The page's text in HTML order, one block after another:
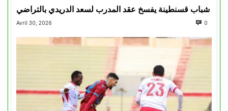
شباب قسنطينة يفسخ عقد المدرب لسعد الدريدي بالتراضي
Avril 30, 2026 0